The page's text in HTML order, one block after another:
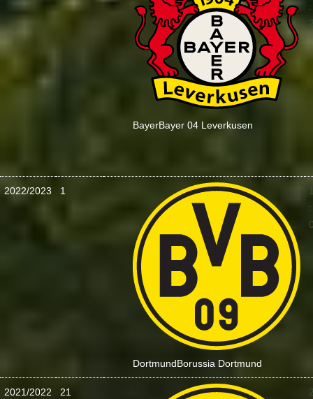
BayerBayer 04 Leverkusen
:
2022/2023 1
DortmundBorussia Dortmund
:
2021/2022 21